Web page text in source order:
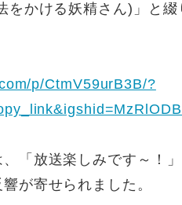
をかける妖精さん)」と
p/CtmV59urB3B/?
「放送楽しみです～！
が寄せられました。